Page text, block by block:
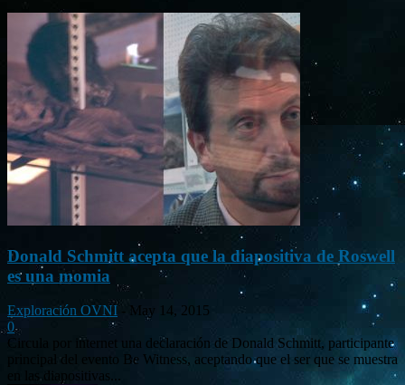
Donald Schmitt acepta que la diapositiva de Roswell
es una momia
Exploración OVNI - May 14, 2015
0
Circula por internet una declaración de Donald Schmitt, participante
principal del evento Be Witness, aceptando que el ser que se muestra
en las diapositivas...